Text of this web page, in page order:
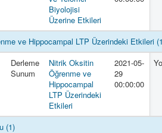
Biyolojisi
Üzerine Etkileri
ve Hippocampal LTP Üzerindeki Etkileri
Derleme
Sunum
Nitrik Oksitin
Öğrenme ve
Hippocampal
LTP Üzerindeki
Etkileri
2021-05-
29
00:00:00
(1)